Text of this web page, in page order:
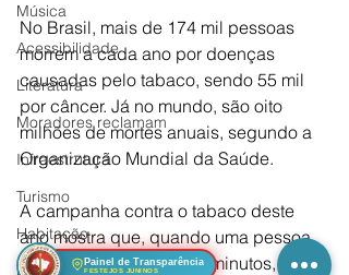
Música
Acessibilidade
Literatura
Moradores reclamam
Infraestrutura
Turismo
Habitação
Economia
No Brasil, mais de 174 mil pessoas
morrem a cada ano por doenças
causadas pelo tabaco, sendo 55 mil
por câncer. Já no mundo, são oito
milhões de mortes anuais, segundo a
Organização Mundial da Saúde.
A campanha contra o tabaco deste
ano mostra que, quando uma pessoa
deixa de fumar, após 20 minutos, a
Painel de Transparência
FESTEJOS JUNINOS